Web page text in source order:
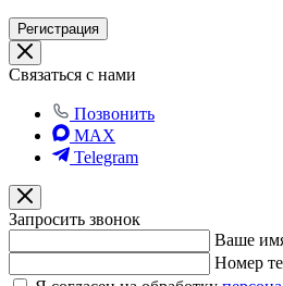
Регистрация
Связаться с нами
Позвонить
MAX
Telegram
Запросить звонок
Ваше
Номер